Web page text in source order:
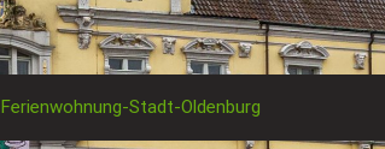
Ferienwohnung-Stadt-Oldenburg